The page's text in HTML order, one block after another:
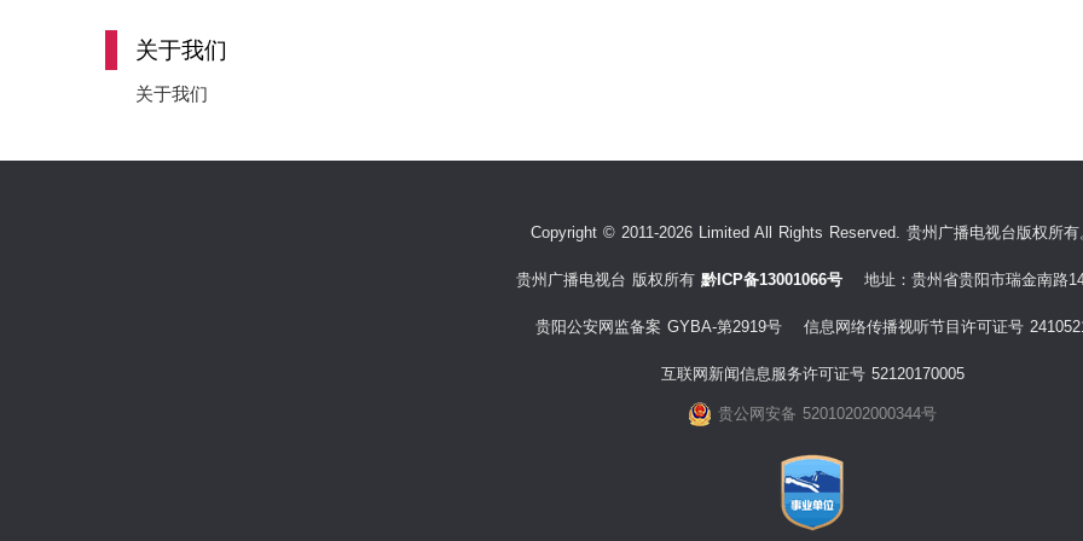
关于我们
关于我们
Copyright © 2011-2026 Limited All Rights Reserved. 贵州广播电视台版权所有
贵州广播电视台 版权所有 黔ICP备13001066号地址：贵州省贵阳市瑞金南路
贵阳公安网监备案 GYBA-第2919号 信息网络传播视听节目许可证号
互联网新闻信息服务许可证号 52120170005
贵公网安备 52010202000344号